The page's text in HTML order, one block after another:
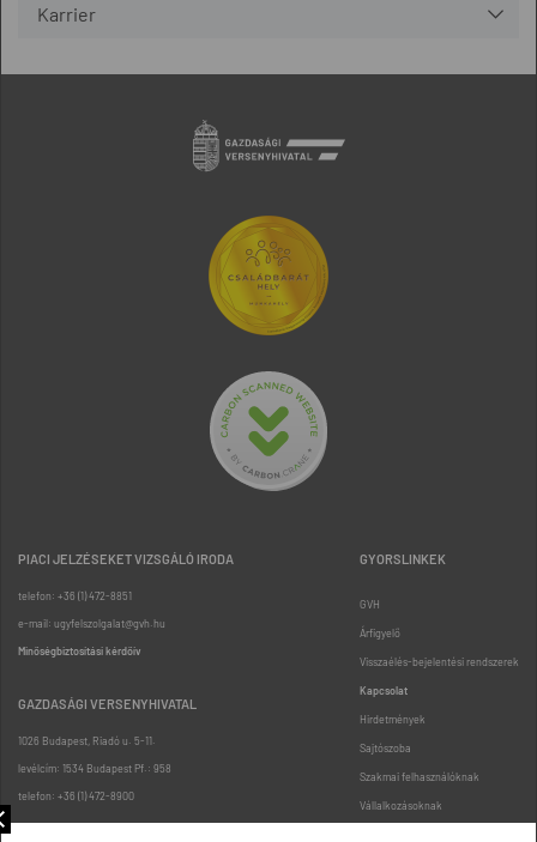
Karrier
PIACI JELZÉSEKET VIZSGÁLÓ IRODA
telefon: +36 (1) 472-8851
e-mail: ugyfelszolgalat@gvh.hu
Minőségbiztosítási kérdőív
GAZDASÁGI VERSENYHIVATAL
1026 Budapest, Riadó u. 5-11.
levélcím: 1534 Budapest Pf.: 958
telefon: +36 (1) 472-8900
GYORSLINKEK
GVH
Árfigyelő
Visszaélés-bejelentési rendszerek
Kapcsolat
Hirdetmények
Sajtószoba
Szakmai felhasználóknak
Vállalkozásoknak